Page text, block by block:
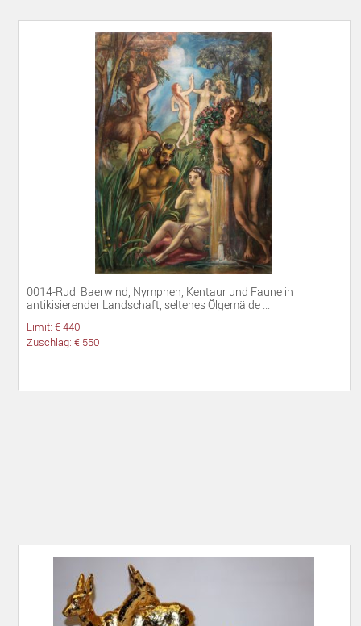
0014-Rudi Baerwind, Nymphen, Kentaur und Faune in
antikisierender Landschaft, seltenes Ölgemälde ...
Limit: € 440
Zuschlag: € 550